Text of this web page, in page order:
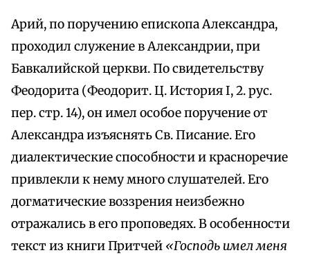
Арий, по поручению епископа Александра,
проходил служение в Александрии, при
Бавкалийской церкви. По свидетельству
Феодорита (Феодорит. Ц. История I, 2. рус.
пер. стр. 14), он имел особое поручение от
Александра изъяснять Св. Писание. Его
диалектические способности и красноречие
привлекли к нему много слушателей. Его
догматические воззрения неизбежно
отражались в его проповедях. В особенности
текст из книги Притчей «Господь имел меня